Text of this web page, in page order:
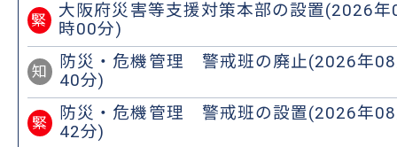
緊
大阪府災害等支援対策本部の設置(2026
時00分)
知
防災・危機管理 警戒班の廃止(2026年
40分)
緊
防災・危機管理 警戒班の設置(2026年
42分)